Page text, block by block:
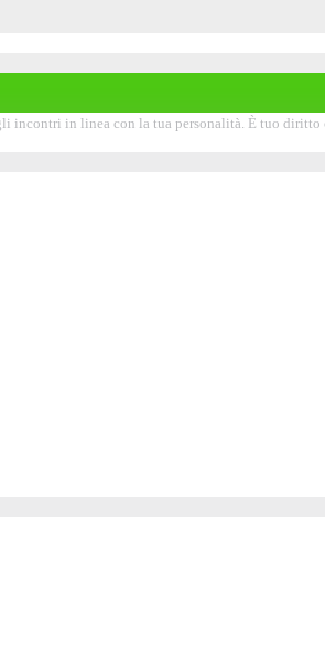
incontri in linea con la tua personalità. È tuo